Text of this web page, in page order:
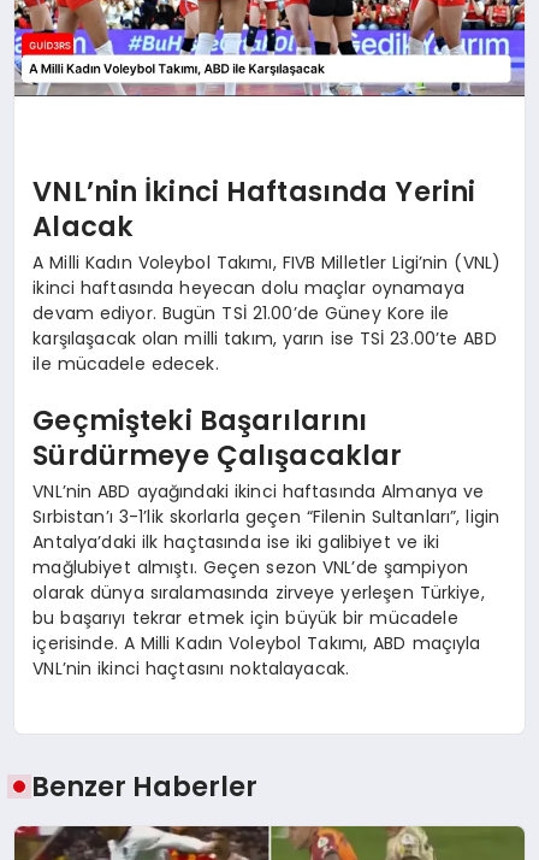
VNL’nin İkinci Haftasında Yerini
Alacak
A Milli Kadın Voleybol Takımı, FIVB Milletler Ligi’nin (VNL)
ikinci haftasında heyecan dolu maçlar oynamaya
devam ediyor. Bugün TSİ 21.00’de Güney Kore ile
karşılaşacak olan milli takım, yarın ise TSİ 23.00’te ABD
ile mücadele edecek.
Geçmişteki Başarılarını
Sürdürmeye Çalışacaklar
VNL’nin ABD ayağındaki ikinci haftasında Almanya ve
Sırbistan’ı 3-1’lik skorlarla geçen “Filenin Sultanları”, ligin
Antalya’daki ilk haçtasında ise iki galibiyet ve iki
mağlubiyet almıştı. Geçen sezon VNL’de şampiyon
olarak dünya sıralamasında zirveye yerleşen Türkiye,
bu başarıyı tekrar etmek için büyük bir mücadele
içerisinde. A Milli Kadın Voleybol Takımı, ABD maçıyla
VNL’nin ikinci haçtasını noktalayacak.
Benzer Haberler